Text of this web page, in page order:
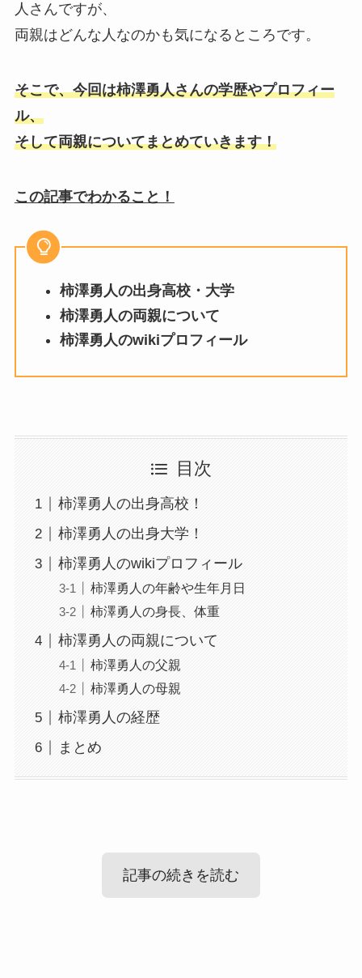
人さんですが、
両親はどんな人なのかも気になるところです。
そこで、今回は柿澤勇人さんの学歴やプロフィー
ル、
そして両親についてまとめていきます！
この記事でわかること！
柿澤勇人の出身高校・大学
柿澤勇人の両親について
柿澤勇人のwikiプロフィール
目次
柿澤勇人の出身高校！
柿澤勇人の出身大学！
柿澤勇人のwikiプロフィール
柿澤勇人の年齢や生年月日
柿澤勇人の身長、体重
柿澤勇人の両親について
柿澤勇人の父親
柿澤勇人の母親
柿澤勇人の経歴
まとめ
記事の続きを読む